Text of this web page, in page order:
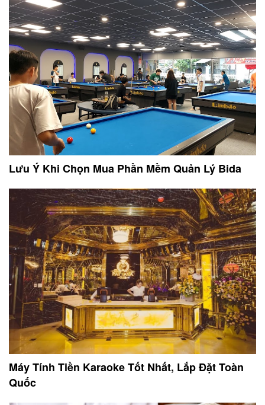
Lưu Ý Khi Chọn Mua Phần Mềm Quản Lý Bida
Máy Tính Tiền Karaoke Tốt Nhất, Lắp Đặt Toàn
Quốc